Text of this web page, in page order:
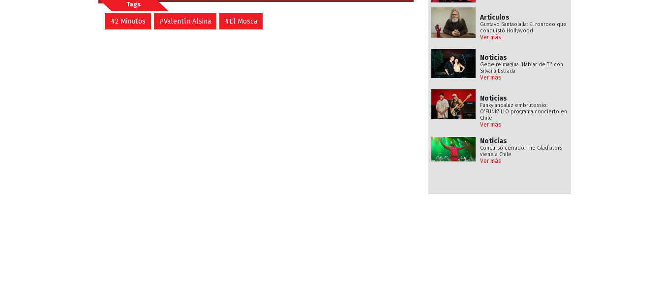
Tags
#2 Minutos #Valentín Alsina #El Mosca Artículos
Gustavo Santaolalla: El ronroco que
conquistó Hollywood
Ver más
Noticias
Gepe reimagina 'Hablar de Ti' con
Silvana Estrada
Ver más
Noticias
Funky andaluz embrutessío:
O'FUNK'ILLO programa concierto en
Chile
Ver más
Noticias
Concurso cerrado: The Gladiators
viene a Chile
Ver más